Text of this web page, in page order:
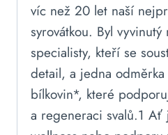
víc než 20 let naší
syrovátkou. Byl
specialisty, kteří se
detail, a jedna
bílkovin*, které
a regeneraci svalů.1 Ať